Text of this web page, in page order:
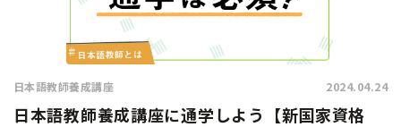
日本語教師養成講座 2024.04.24
日本語教師養成講座に通学しよう【新国家資格